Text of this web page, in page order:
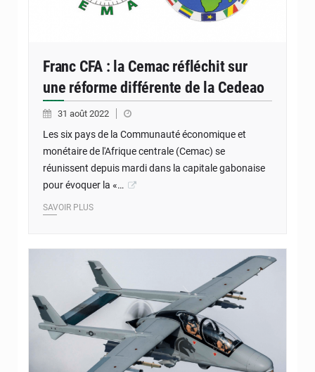
Franc CFA : la Cemac réfléchit sur
une réforme différente de la Cedeao
31 août 2022
Les six pays de la Communauté économique et
monétaire de l'Afrique centrale (Cemac) se
réunissent depuis mardi dans la capitale gabonaise
pour évoquer la «…
SAVOIR PLUS